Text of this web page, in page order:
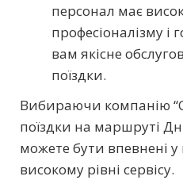
персонал має
професіоналізму і
вам якісне
поїздки.
Вибираючи компанію
поїздки на маршруті
можете бути впевнені у
високому рівні сервісу.